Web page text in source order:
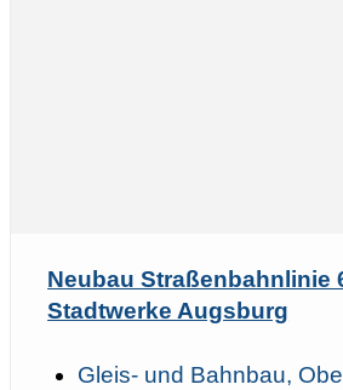
Neubau Straßenbahnlinie
Stadtwerke Augsburg
Gleis- und Bahnbau,